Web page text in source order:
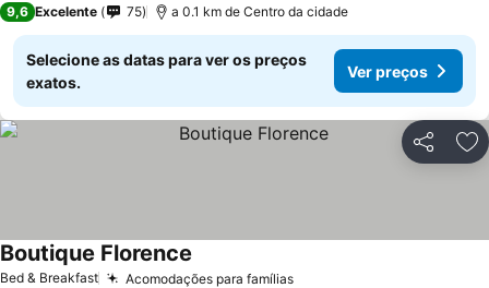
9,6 Excelente 75 a 0.1 km de Centro da cidade
Selecione as datas para ver os preços
exatos.
Ver preços
Partilhar
Bed & Breakfast Acomodações para famílias
Boutique Florence